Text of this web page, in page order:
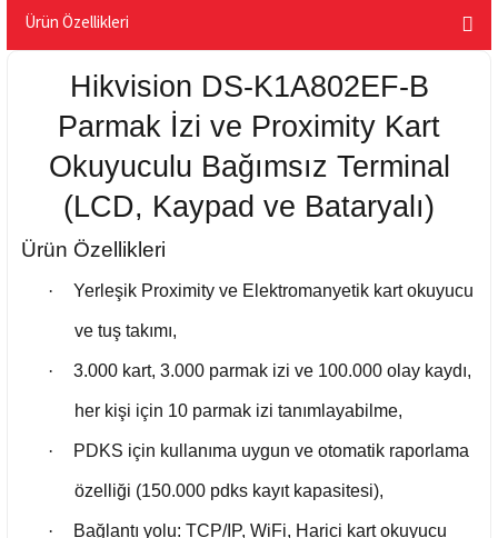
Ürün Özellikleri
Hikvision DS-K1A802EF-B
Parmak İzi ve Proximity Kart
Okuyuculu Bağımsız Terminal
(LCD, Kaypad ve Bataryalı)
Ürün Özellikleri
· Yerleşik Proximity ve Elektromanyetik kart okuyucu
ve tuş takımı,
· 3.000 kart, 3.000 parmak izi ve 100.000 olay kaydı,
her kişi için 10 parmak izi tanımlayabilme,
· PDKS için kullanıma uygun ve otomatik raporlama
özelliği (150.000 pdks kayıt kapasitesi),
· Bağlantı yolu: TCP/IP, WiFi, Harici kart okuyucu